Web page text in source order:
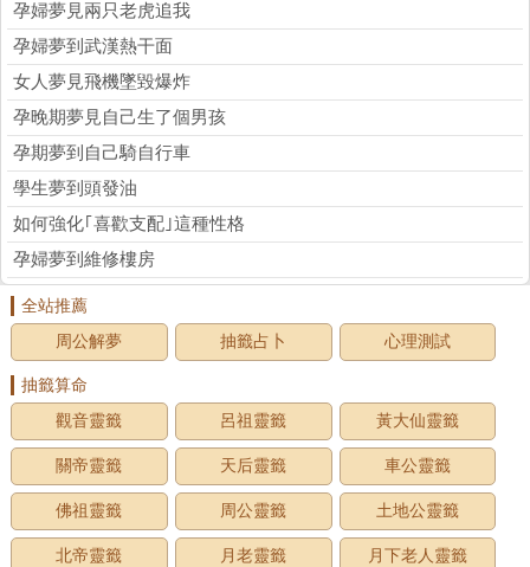
孕婦夢見兩只老虎追我
孕婦夢到武漢熱干面
女人夢見飛機墜毀爆炸
孕晚期夢見自己生了個男孩
孕期夢到自己騎自行車
學生夢到頭發油
如何強化｢喜歡支配｣這種性格
孕婦夢到維修樓房
全站推薦
周公解夢
抽籤占卜 心理測試
抽籤算命
觀音靈籤
呂祖靈籤 黃大仙靈籤
關帝靈籤 天后靈籤 車公靈籤
佛祖靈籤 周公靈籤 土地公靈籤
北帝靈籤 月老靈籤 月下老人靈籤